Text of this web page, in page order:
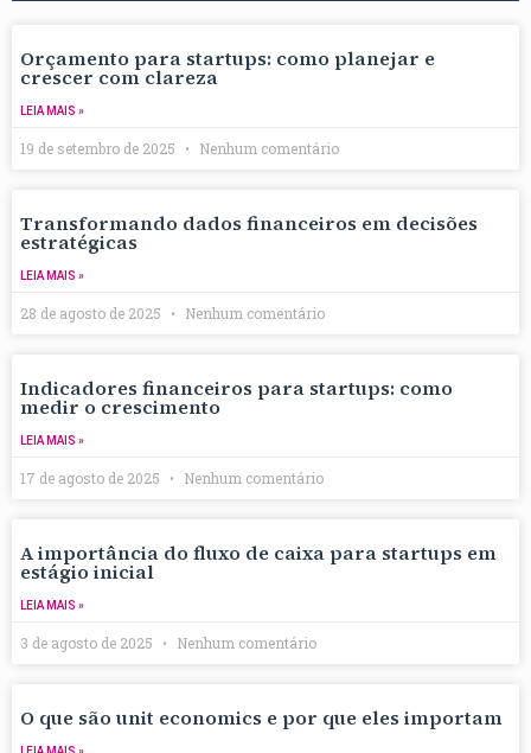
Orçamento para startups: como planejar e
crescer com clareza
LEIA MAIS »
19 de setembro de 2025 Nenhum comentário
Transformando dados financeiros em decisões
estratégicas
LEIA MAIS »
28 de agosto de 2025 Nenhum comentário
Indicadores financeiros para startups: como
medir o crescimento
LEIA MAIS »
17 de agosto de 2025 Nenhum comentário
A importância do fluxo de caixa para startups em
estágio inicial
LEIA MAIS »
3 de agosto de 2025 Nenhum comentário
O que são unit economics e por que eles importam